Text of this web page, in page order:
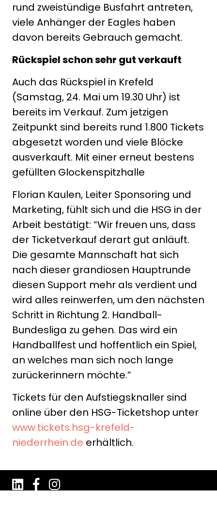
rund zweistündige Busfahrt antreten,
viele Anhänger der Eagles haben
davon bereits Gebrauch gemacht.
Rückspiel schon sehr gut verkauft
Auch das Rückspiel in Krefeld
(Samstag, 24. Mai um 19.30 Uhr) ist
bereits im Verkauf. Zum jetzigen
Zeitpunkt sind bereits rund 1.800 Tickets
abgesetzt worden und viele Blöcke
ausverkauft. Mit einer erneut bestens
gefüllten Glockenspitzhalle
Florian Kaulen, Leiter Sponsoring und
Marketing, fühlt sich und die HSG in der
Arbeit bestätigt: “Wir freuen uns, dass
der Ticketverkauf derart gut anläuft.
Die gesamte Mannschaft hat sich
nach dieser grandiosen Hauptrunde
diesen Support mehr als verdient und
wird alles reinwerfen, um den nächsten
Schritt in Richtung 2. Handball-
Bundesliga zu gehen. Das wird ein
Handballfest und hoffentlich ein Spiel,
an welches man sich noch lange
zurückerinnern möchte.”
Tickets für den Aufstiegsknaller sind
online über den HSG-Ticketshop unter
www.tickets.hsg-krefeld-
niederrhein.de erhältlich.